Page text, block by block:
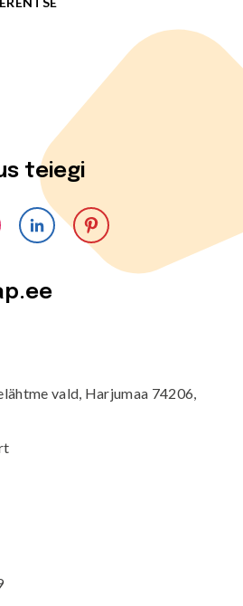
teiegi
vald, Harjumaa 74206,